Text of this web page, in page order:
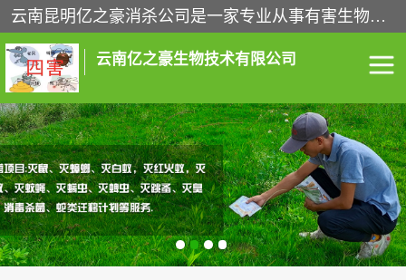
云南昆明亿之豪消杀公司是一家专业从事有害生物防治综合治理的公司，治理服务包括：灭鼠,杀虫,除虫,除蟑螂,白蚁防治,消杀等；安全环保,快速上门,价格透明,完善的售后服务,不影响您的生活工作。
云南亿之豪生物技术有限公司
灭鼠服务 杀虫服务
除虫服务 除蟑螂服务
白蚁防治服务 消杀服务